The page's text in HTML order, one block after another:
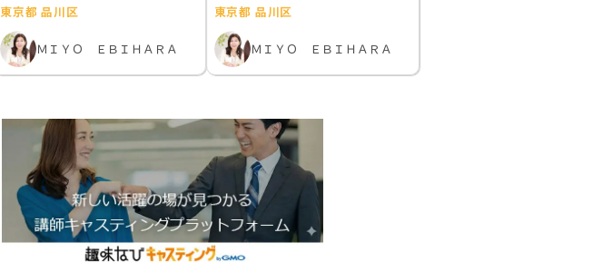
東京都 品川区
ＭＩＹＯ ＥＢＩＨＡＲＡ
東京都 品川区
ＭＩＹＯ ＥＢＩＨＡＲＡ